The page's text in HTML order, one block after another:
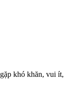
khó khăn, vui ít,